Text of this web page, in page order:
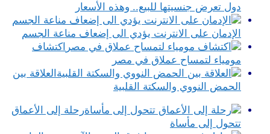
دول تعرض جنسيتها للبيع.. وهذه الأسعار
الإدمان على الانترنت يؤدي الى إضعاف مناعة الجسم
اكتشاف
مومياء لتمساح عملاق في مصر
العلاقة بين
الحمض النووي والسكتة القلبية
رحلة إلى الأعماق
تتحول إلى مأساة